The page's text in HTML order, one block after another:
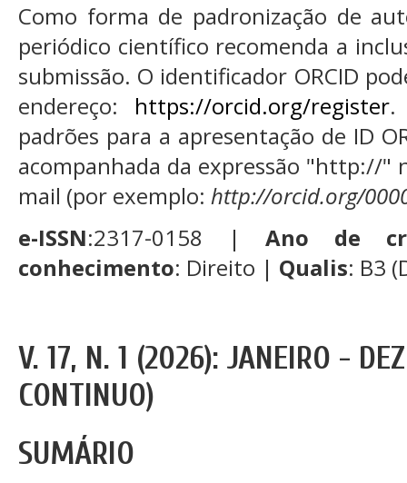
Como forma de padronização de
periódico científico recomenda a
submissão. O identificador ORCID
endereço: https://orcid.org/register.
padrões para a apresentação de ID
acompanhada da expressão "http://"
mail (por exemplo: http://orcid.org/
e-ISSN:2317-0158 |Ano de
conhecimento: Direito | Qualis: B3
V. 17, N. 1 (2026): JANEIRO -
CONTINUO)
SUMÁRIO